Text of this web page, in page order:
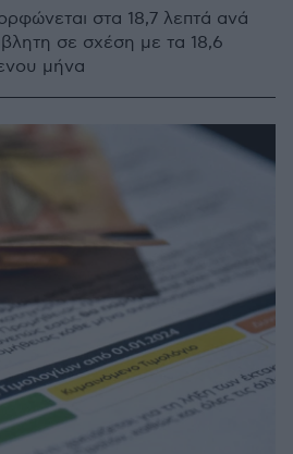
στα 18,7 λεπτά ανά
σε σχέση με τα 18,6
μήνα